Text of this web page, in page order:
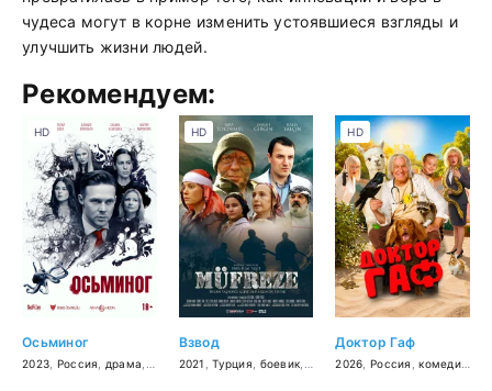
чудеса могут в корне изменить устоявшиеся взгляды и
улучшить жизни людей.
Рекомендуем:
Осьминог
2023 Россия драма триллер
HD
Взвод
2021 ,Турция боевик военный
HD
Доктор Гаф
2026 Россия ,комедия
HD